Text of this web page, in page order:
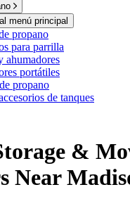
menú principal
propano
para parrilla
ahumadores
portátiles
propano
de tanques
&
Near